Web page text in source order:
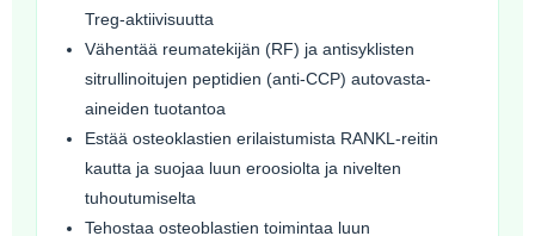
Treg-aktiivisuutta
Vähentää reumatekijän (RF) ja antisyklisten
sitrullinoitujen peptidien (anti-CCP) autovasta-
aineiden tuotantoa
Estää osteoklastien erilaistumista RANKL-reitin
kautta ja suojaa luun eroosiolta ja nivelten
tuhoutumiselta
Tehostaa osteoblastien toimintaa luun